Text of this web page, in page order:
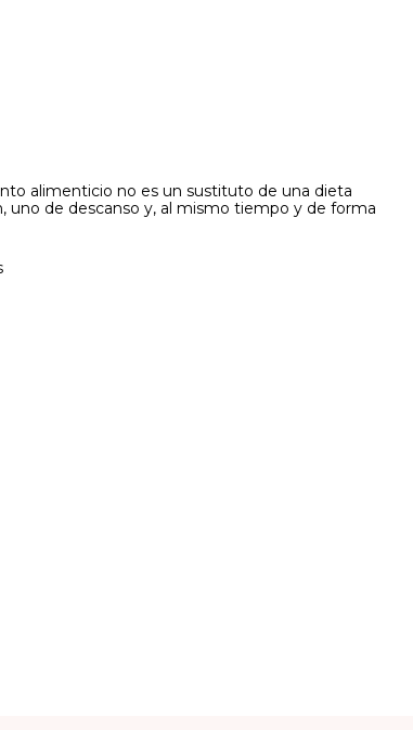
alimenticio no es un sustituto de una dieta
uno de descanso y, al mismo tiempo y de forma